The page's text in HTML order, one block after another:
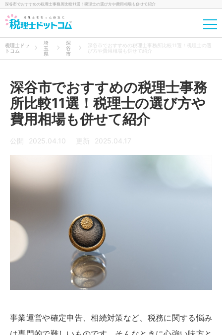
深谷市でおすすめの税理士事務所比較11選！税理士の選び方や費用相場も併せて紹介
税理士ドッ
トコム
埼
玉
県
深
谷
市
深谷市でおすすめの税理士事務所比較11選！税理士の選
び方や費用相場も併せて紹介
深谷市でおすすめの税理士事務
所比較11選！税理士の選び方や
費用相場も併せて紹介
公開 2025.04.10 更新 2025.04.17
事業運営や確定申告、相続対策など、税務に関する悩み